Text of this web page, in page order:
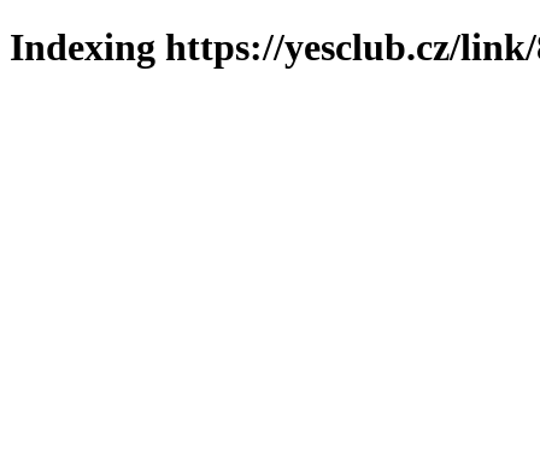
Indexing https://yesclub.cz/link/